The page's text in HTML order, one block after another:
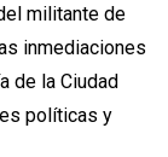
militante de
inmediaciones
de la Ciudad
políticas y